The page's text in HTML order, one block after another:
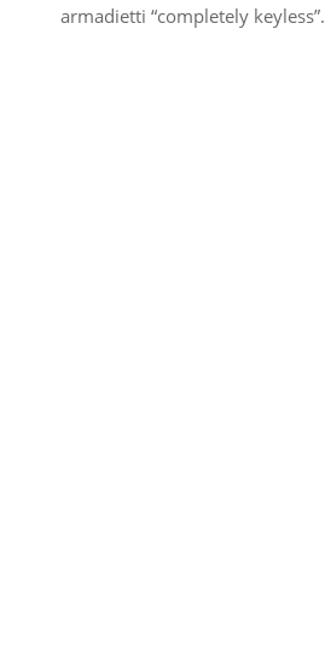
armadietti “completely keyless”.